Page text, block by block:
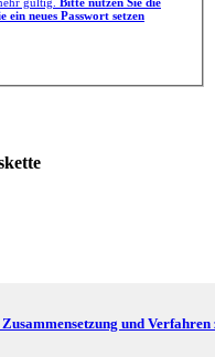
neues Passwort setzen
und Verfahren